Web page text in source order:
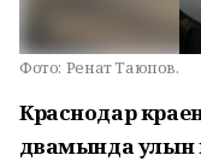
Фото: Ренат Таюпов.
Краснодар
дәвамында улын